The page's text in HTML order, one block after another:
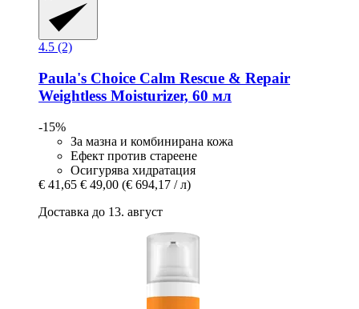
4.5 (2)
Paula's Choice Calm Rescue & Repair
Weightless Moisturizer, 60 мл
-15%
За мазна и комбинирана кожа
Ефект против стареене
Осигурява хидратация
€ 41,65 € 49,00 (€ 694,17 / л)
Доставка до 13. август